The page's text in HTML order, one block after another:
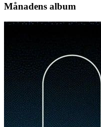
Månadens album